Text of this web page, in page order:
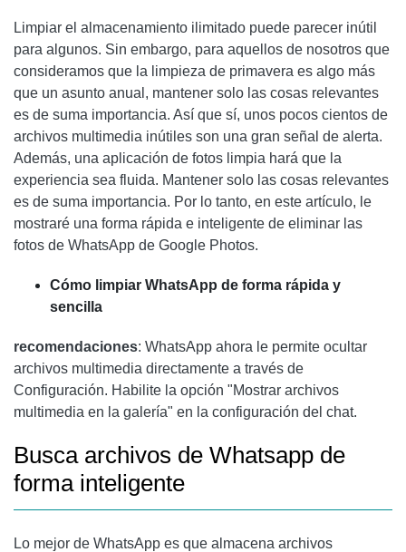
Limpiar el almacenamiento ilimitado puede parecer inútil
para algunos. Sin embargo, para aquellos de nosotros que
consideramos que la limpieza de primavera es algo más
que un asunto anual, mantener solo las cosas relevantes
es de suma importancia. Así que sí, unos pocos cientos de
archivos multimedia inútiles son una gran señal de alerta.
Además, una aplicación de fotos limpia hará que la
experiencia sea fluida. Mantener solo las cosas relevantes
es de suma importancia. Por lo tanto, en este artículo, le
mostraré una forma rápida e inteligente de eliminar las
fotos de WhatsApp de Google Photos.
Cómo limpiar WhatsApp de forma rápida y
sencilla
recomendaciones: WhatsApp ahora le permite ocultar
archivos multimedia directamente a través de
Configuración. Habilite la opción "Mostrar archivos
multimedia en la galería" en la configuración del chat.
Busca archivos de Whatsapp de
forma inteligente
Lo mejor de WhatsApp es que almacena archivos